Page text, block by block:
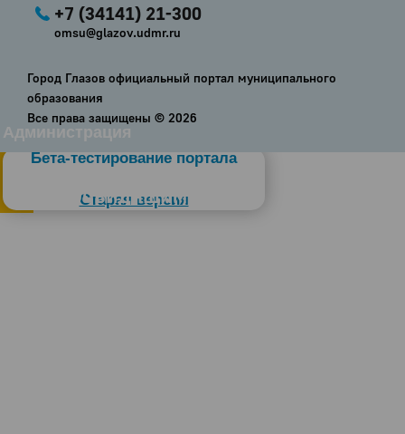
Администрация
Бета-тестирование портала
Старая версия
Слабовидящим
+7 (34141) 21-300
omsu@glazov.udmr.ru
Город Глазов официальный портал муниципального
образования
Все права защищены © 2026